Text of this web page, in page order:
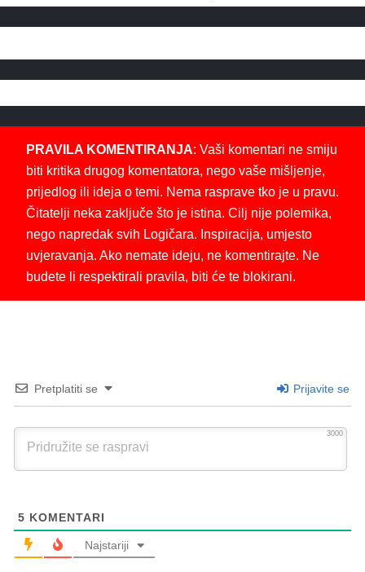
PRAVILA KOMENTIRANJA: Vaši komentari ne smiju
biti kritika drugog komentatora, nego vaše mišljenje,
prijedlog ili ideja o temi. Nema rasprave tko je u pravu.
Čitatelji neka zaključe što je istina. Cilj nije polemika,
nego napredak svih Logičara. Inspiracija, umjesto
uvjeravanja. Ako nemate ideju, ne komentirajte. Ne
budete li respektirali pravila, biti će te blokirani.
Pretplatiti se Prijavite se
3000
5 KOMENTARI
Najstariji